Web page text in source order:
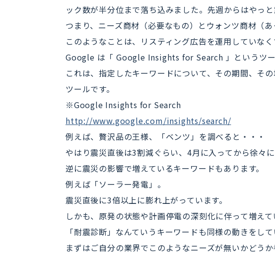
ック数が半分位まで落ち込みました。先週からはやっ
つまり、ニーズ商材（必要なもの）とウォンツ商材（
このようなことは、リスティング広告を運用していなく
Google は「 Google Insights for Search 」というツー
これは、指定したキーワードについて、その期間、そ
ツールです。
※Google Insights for Search
http://www.google.com/insights/search/
例えば、贅沢品の王様、「ベンツ」を調べると・・・
やはり震災直後は3割減ぐらい、4月に入ってから徐々に
逆に震災の影響で増えているキーワードもあります。
例えば「ソーラー発電」。
震災直後に3倍以上に膨れ上がっています。
しかも、原発の状態や計画停電の深刻化に伴って増えて
「耐震診断」なんていうキーワードも同様の動きをして
まずはご自分の業界でこのようなニーズが無いかどうか